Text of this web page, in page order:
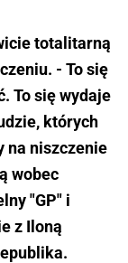
totalitarną
- To się
To się wydaje
których
na niszczenie
wobec
"GP" i
z Iloną